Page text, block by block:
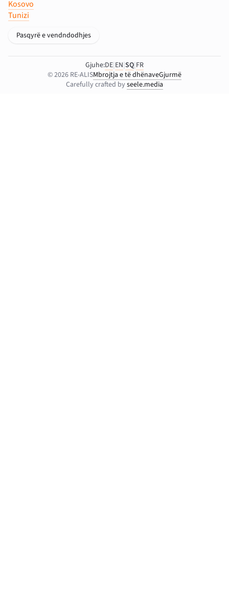
Kosovo
Tunizi
Pasqyrë e vendndodhjes
Gjuhe:DE EN SQ FR
© 2026 RE-ALIS Mbrojtja e të dhënave Gjurmë
Carefully crafted byseele.media